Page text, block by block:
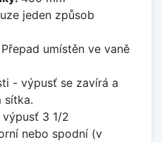
jeden způsob
Přepad umístěn ve vaně
- výpusť se zavírá a
sítka.
3 1/2
nebo spodní (v